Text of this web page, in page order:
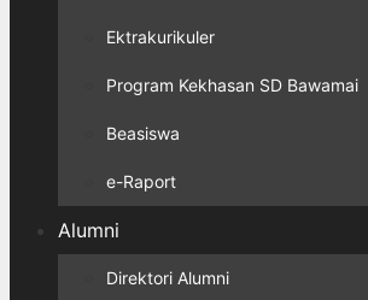
Ektrakurikuler
Program Kekhasan SD Bawamai
Beasiswa
e-Raport
Alumni
Direktori Alumni